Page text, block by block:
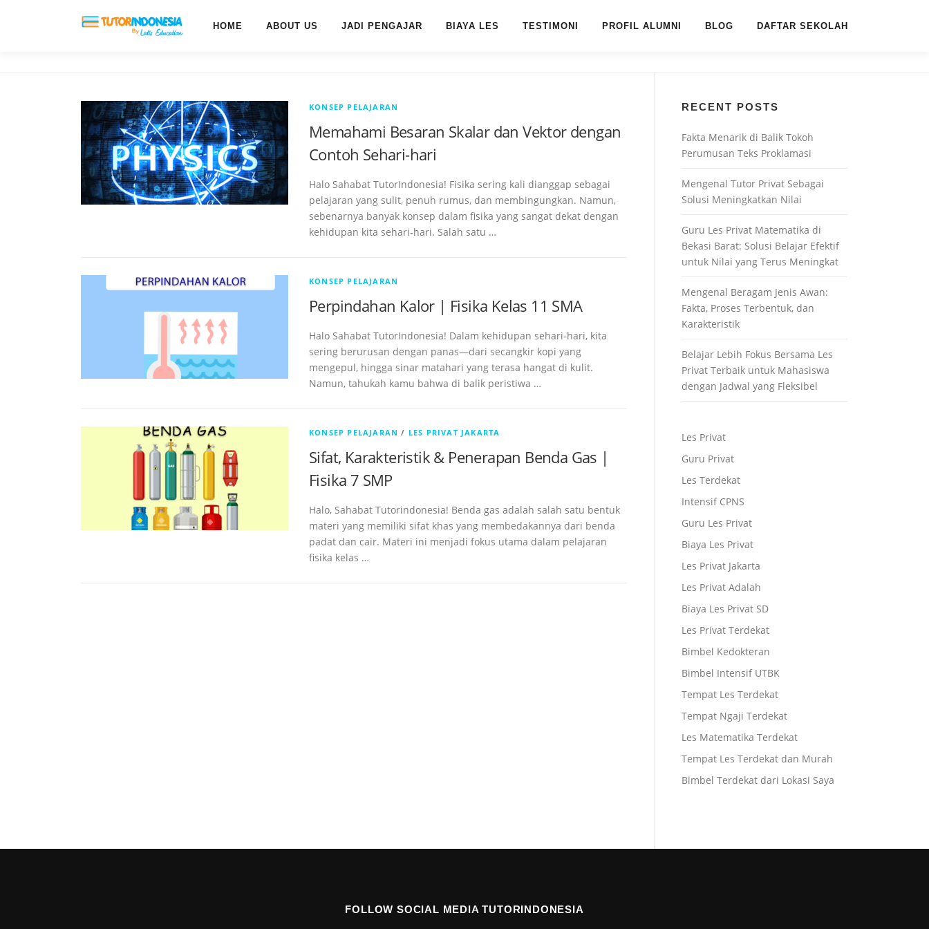
HOME ABOUT US JADI PENGAJAR BIAYA LES TESTIMONI PROFIL ALUMNI BLOG DAFTAR SEKOLAH
KONSEP PELAJARAN
Memahami Besaran Skalar dan Vektor dengan
Contoh Sehari-hari
Halo Sahabat TutorIndonesia! Fisika sering kali dianggap sebagai
pelajaran yang sulit, penuh rumus, dan membingungkan. Namun,
sebenarnya banyak konsep dalam fisika yang sangat dekat dengan
kehidupan kita sehari-hari. Salah satu …
KONSEP PELAJARAN
Perpindahan Kalor | Fisika Kelas 11 SMA
Halo Sahabat TutorIndonesia! Dalam kehidupan sehari-hari, kita
sering berurusan dengan panas—dari secangkir kopi yang
mengepul, hingga sinar matahari yang terasa hangat di kulit.
Namun, tahukah kamu bahwa di balik peristiwa …
KONSEP PELAJARAN / LES PRIVAT JAKARTA
Sifat, Karakteristik & Penerapan Benda Gas |
Fisika 7 SMP
Halo, Sahabat Tutorindonesia! Benda gas adalah salah satu bentuk
materi yang memiliki sifat khas yang membedakannya dari benda
padat dan cair. Materi ini menjadi fokus utama dalam pelajaran
fisika kelas …
RECENT POSTS
Fakta Menarik di Balik Tokoh
Perumusan Teks Proklamasi
Mengenal Tutor Privat Sebagai
Solusi Meningkatkan Nilai
Guru Les Privat Matematika di
Bekasi Barat: Solusi Belajar Efektif
untuk Nilai yang Terus Meningkat
Mengenal Beragam Jenis Awan:
Fakta, Proses Terbentuk, dan
Karakteristik
Belajar Lebih Fokus Bersama Les
Privat Terbaik untuk Mahasiswa
dengan Jadwal yang Fleksibel
Les Privat
Guru Privat
Les Terdekat
Intensif CPNS
Guru Les Privat
Biaya Les Privat
Les Privat Jakarta
Les Privat Adalah
Biaya Les Privat SD
Les Privat Terdekat
Bimbel Kedokteran
Bimbel Intensif UTBK
Tempat Les Terdekat
Tempat Ngaji Terdekat
Les Matematika Terdekat
Tempat Les Terdekat dan Murah
Bimbel Terdekat dari Lokasi Saya
FOLLOW SOCIAL MEDIA TUTORINDONESIA